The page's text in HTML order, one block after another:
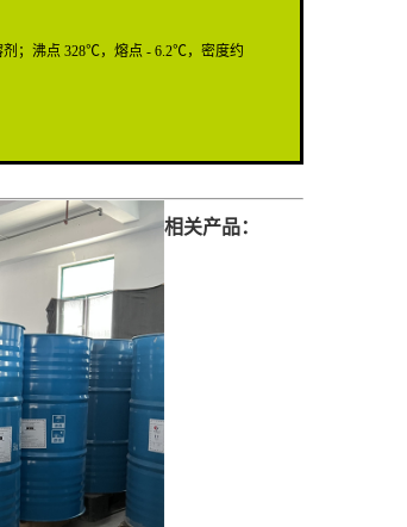
剂；沸点 328℃，熔点 - 6.2℃，密度约
相关产品：